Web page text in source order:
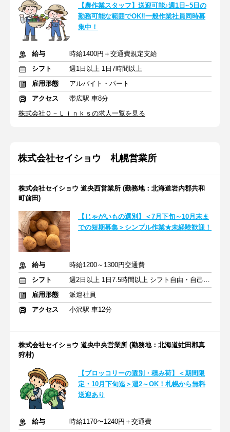
【農作業スタッフ】送迎可能♪週1日~5日の
勤務可能な範囲でOK‼一般作業社員同時募
集中！
給与
時給1400円＋交通費規定支給
シフト
週1日以上 1日7時間以上
雇用形態
アルバイト・パート
アクセス
帯広駅 車8分
株式会社Ｏ－Ｌｉｎｋｓの求人一覧を見る
株式会社セイショウ 札幌営業所
株式会社セイショウ 道央西営業所 (勤務地：北海道岩内郡共和
町前田)
【じゃがいもの選別】＜7月下旬～10月末ま
での短期募集＞シンプル作業★未経験歓迎！
給与
時給1200～1300円交通費
シフト
週2日以上 1日7.5時間以上 シフト自由・自己申告
雇用形態
派遣社員
アクセス
小沢駅 車12分
株式会社セイショウ 道央中央営業所 (勤務地：北海道虻田郡真
狩村)
【ブロッコリーの選別・積み荷】＜期間限
定・10月下旬迄＞週2～OK！札幌から無料
送迎あり
給与
時給1170〜1240円＋交通費